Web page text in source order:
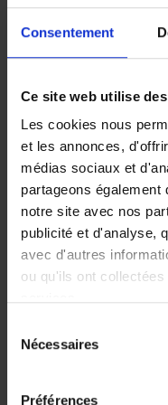
Consentement
Ce site web utilise
Les cookies nous
et les annonces,
médias sociaux et
partageons
notre site avec nos
publicité et d'analyse,
avec d'autres
ou qu'ils ont
Nécessaires
Préférences
ou
les
deux
Pour
les